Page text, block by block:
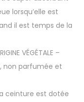
lorsqu’elle est
il est temps de la
VÉGÉTALE –
non parfumée et
ceinture est dotée